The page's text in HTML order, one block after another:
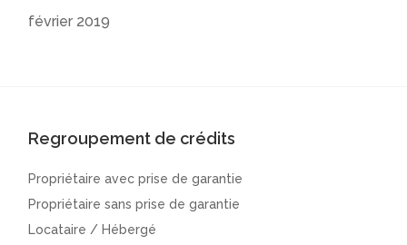
février 2019
Regroupement de crédits
Propriétaire avec prise de garantie
Propriétaire sans prise de garantie
Locataire / Hébergé